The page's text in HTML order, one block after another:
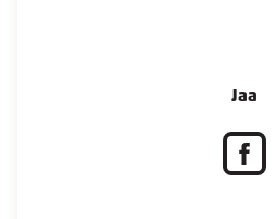
Jaa